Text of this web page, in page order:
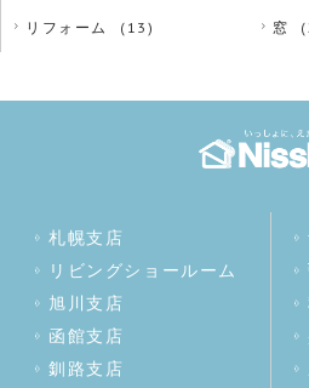
リフォーム (13) 窓
札幌支店
リビングショールーム
旭川支店
函館支店
釧路支店